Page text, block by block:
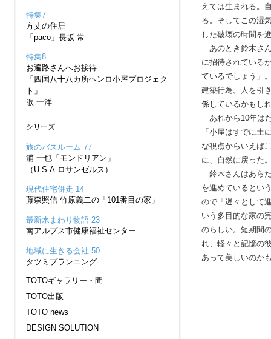
特集7
方丈の住居
「paco」長坂 常
特集8
お遍路さんへお接待
「四国八十八カ所ヘンロ小屋プロジェク
ト」
歌 一洋
旅のバスルーム 77
浦 一也「モンドリアン」
（U.S.A.ロサンゼルス）
現代住宅併走 14
藤森照信 竹原義二の「101番目の家」
最新水まわり物語 23
南アルプス市健康福祉センター
地域に生きる会社 50
タツミプランニング
TOTOギャラリー・間
TOTO出版
TOTO news
DESIGN SOLUTION
えては生まれる。
る。そしてこの湿
した破壊の時間を
あのとき 鈴木さ
に招待されている
ているでしょう」
建築行為。人を引
係しているかもし
あれから10年は
「小屋はすでに土
な視点からいえば
に、自然に戻った
鈴木さんはあら
を進めているとい
ので「遅々として
いう多目的な家の
のらしい。短期間
れ、軽々と記憶の
あって美しいのか